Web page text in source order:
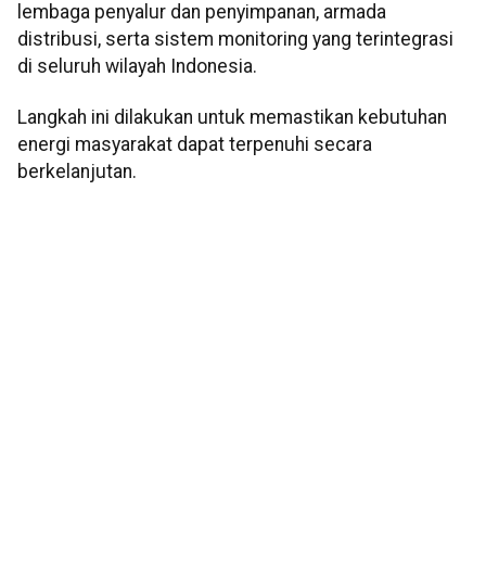
lembaga penyalur dan penyimpanan, armada
distribusi, serta sistem monitoring yang terintegrasi
di seluruh wilayah Indonesia.
Langkah ini dilakukan untuk memastikan kebutuhan
energi masyarakat dapat terpenuhi secara
berkelanjutan.